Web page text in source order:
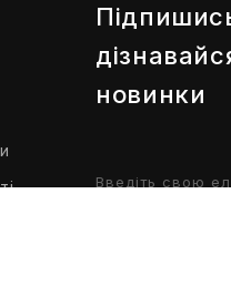
новинки